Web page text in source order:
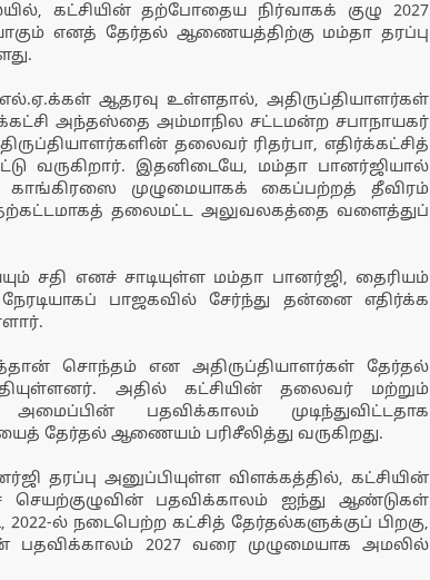
கட்சியின் தற்போதைய நிர்வாகக் குழு 2027
எனத் தேர்தல் ஆணையத்திற்கு மம்தா தரப்பு
ஆதரவு உள்ளதால், அதிருப்தியாளர்கள்
அந்தஸ்தை அம்மாநில சட்டமன்ற சபாநாயகர்
தலைவர் ரிதர்பா, எதிர்க்கட்சித்
வருகிறார். இதனிடையே, மம்தா பானர்ஜியால்
காங்கிரஸை முழுமையாகக் கைப்பற்றத் தீவிரம்
தலைமட்ட அலுவலகத்தை வளைத்துப்
சதி எனச் சாடியுள்ள மம்தா பானர்ஜி, தைரியம்
பாஜகவில் சேர்ந்து தன்னை எதிர்க்க
சொந்தம் என அதிருப்தியாளர்கள் தேர்தல்
அதில் கட்சியின் தலைவர் மற்றும்
பதவிக்காலம் முடிந்துவிட்டதாக
தேர்தல் ஆணையம் பரிசீலித்து வருகிறது.
தரப்பு அனுப்பியுள்ள விளக்கத்தில், கட்சியின்
செயற்குழுவின் பதவிக்காலம் ஐந்து ஆண்டுகள்
2022-ல் நடைபெற்ற கட்சித் தேர்தல்களுக்குப் பிறகு,
பதவிக்காலம் 2027 வரை முழுமையாக அமலில்